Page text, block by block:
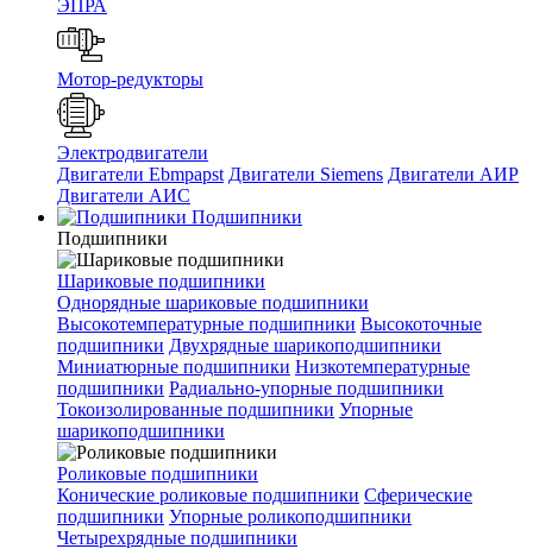
ЭПРА
Мотор-редукторы
Электродвигатели
Двигатели Ebmpapst Двигатели Siemens Двигатели АИР
Двигатели АИС
Подшипники
Подшипники
Шариковые подшипники
Однорядные шариковые подшипники
Высокотемпературные подшипники Высокоточные
подшипники Двухрядные шарикоподшипники
Миниатюрные подшипники Низкотемпературные
подшипники Радиально-упорные подшипники
Токоизолированные подшипники Упорные
шарикоподшипники
Роликовые подшипники
Конические роликовые подшипники Сферические
подшипники Упорные роликоподшипники
Четырехрядные подшипники